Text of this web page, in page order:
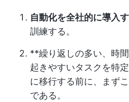
自動化を全社的に導入
訓練する。
**繰り返しの多い、時
起きやすいタスクを特
に移行する前に、まず
である。